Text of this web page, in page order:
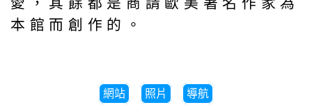
本館而創作的。
網站 照片 導航